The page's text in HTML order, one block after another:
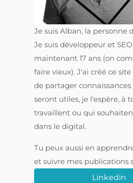
Je suis Alban, la personne
Je suis développeur et
maintenant 17 ans (on
faire vieux). J'ai créé ce
de partager
seront utiles, je l'espère, à
travaillent ou qui
dans le digital.
Tu peux aussi en
et suivre mes publications
Linkedin